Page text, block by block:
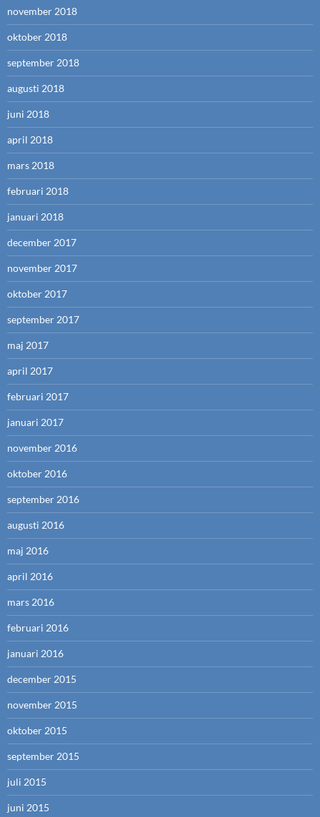
november 2018
oktober 2018
september 2018
augusti 2018
juni 2018
april 2018
mars 2018
februari 2018
januari 2018
december 2017
november 2017
oktober 2017
september 2017
maj 2017
april 2017
februari 2017
januari 2017
november 2016
oktober 2016
september 2016
augusti 2016
maj 2016
april 2016
mars 2016
februari 2016
januari 2016
december 2015
november 2015
oktober 2015
september 2015
juli 2015
juni 2015